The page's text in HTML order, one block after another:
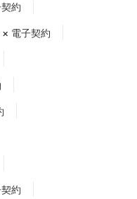
約
電子契約
約